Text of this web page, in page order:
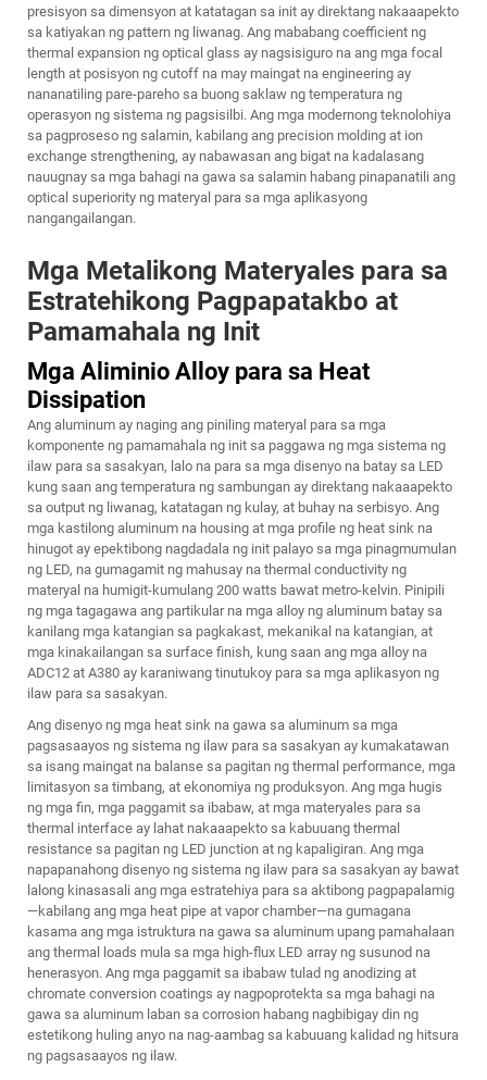
presisyon sa dimensyon at katatagan sa init ay direktang nakaaapekto
sa katiyakan ng pattern ng liwanag. Ang mababang coefficient ng
thermal expansion ng optical glass ay nagsisiguro na ang mga focal
length at posisyon ng cutoff na may maingat na engineering ay
nananatiling pare-pareho sa buong saklaw ng temperatura ng
operasyon ng sistema ng pagsisilbi. Ang mga modernong teknolohiya
sa pagproseso ng salamin, kabilang ang precision molding at ion
exchange strengthening, ay nabawasan ang bigat na kadalasang
nauugnay sa mga bahagi na gawa sa salamin habang pinapanatili ang
optical superiority ng materyal para sa mga aplikasyong
nangangailangan.
Mga Metalikong Materyales para sa
Estratehikong Pagpapatakbo at
Pamamahala ng Init
Mga Aliminio Alloy para sa Heat
Dissipation
Ang aluminum ay naging ang piniling materyal para sa mga
komponente ng pamamahala ng init sa paggawa ng mga sistema ng
ilaw para sa sasakyan, lalo na para sa mga disenyo na batay sa LED
kung saan ang temperatura ng sambungan ay direktang nakaaapekto
sa output ng liwanag, katatagan ng kulay, at buhay na serbisyo. Ang
mga kastilong aluminum na housing at mga profile ng heat sink na
hinugot ay epektibong nagdadala ng init palayo sa mga pinagmumulan
ng LED, na gumagamit ng mahusay na thermal conductivity ng
materyal na humigit-kumulang 200 watts bawat metro-kelvin. Pinipili
ng mga tagagawa ang partikular na mga alloy ng aluminum batay sa
kanilang mga katangian sa pagkakast, mekanikal na katangian, at
mga kinakailangan sa surface finish, kung saan ang mga alloy na
ADC12 at A380 ay karaniwang tinutukoy para sa mga aplikasyon ng
ilaw para sa sasakyan.
Ang disenyo ng mga heat sink na gawa sa aluminum sa mga
pagsasaayos ng sistema ng ilaw para sa sasakyan ay kumakatawan
sa isang maingat na balanse sa pagitan ng thermal performance, mga
limitasyon sa timbang, at ekonomiya ng produksyon. Ang mga hugis
ng mga fin, mga paggamit sa ibabaw, at mga materyales para sa
thermal interface ay lahat nakaaapekto sa kabuuang thermal
resistance sa pagitan ng LED junction at ng kapaligiran. Ang mga
napapanahong disenyo ng sistema ng ilaw para sa sasakyan ay bawat
lalong kinasasali ang mga estratehiya para sa aktibong pagpapalamig
—kabilang ang mga heat pipe at vapor chamber—na gumagana
kasama ang mga istruktura na gawa sa aluminum upang pamahalaan
ang thermal loads mula sa mga high-flux LED array ng susunod na
henerasyon. Ang mga paggamit sa ibabaw tulad ng anodizing at
chromate conversion coatings ay nagpoprotekta sa mga bahagi na
gawa sa aluminum laban sa corrosion habang nagbibigay din ng
estetikong huling anyo na nag-aambag sa kabuuang kalidad ng hitsura
ng pagsasaayos ng ilaw.